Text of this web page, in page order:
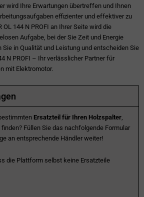
wird Ihre Erwartungen übertreffen und Ihnen
effizienter und effektiver zu
OL 144 N PROFI an Ihrer Seite wird die
Aufgabe, bei der Sie Zeit und Energie
Sie in Qualität und Leistung und entscheiden Sie
N PROFI – Ihr verlässlicher Partner für
mit Elektromotor.
Ersatzteil für Ihren Holzspalter,
Füllen Sie das nachfolgende Formular
an entsprechende Händler weiter!
die Plattform selbst keine Ersatzteile